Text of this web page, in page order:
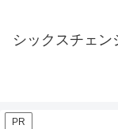
シックスチェン
PR